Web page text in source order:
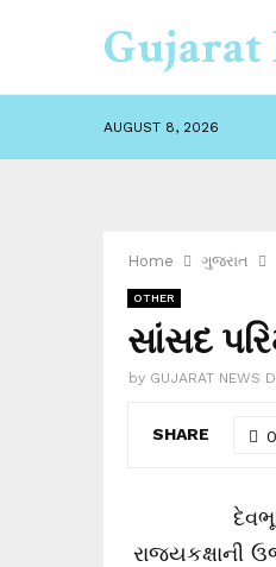
Gujarat
AUGUST 8, 2026
Home ગુજરાત
OTHER
સાંસદ
by GUJARAT NEWS
SHARE 0
રાજ્યકક્ષાની